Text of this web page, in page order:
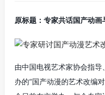
原标题：专家共话国产动画
由中国电视艺术家协会指
办的“国产动漫的艺术改编